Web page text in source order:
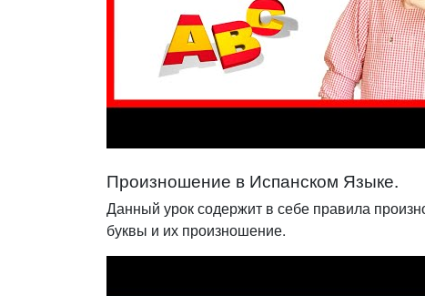
Произношение в Испанском Языке.
Данный урок содержит в себе правила
буквы и их произношение.